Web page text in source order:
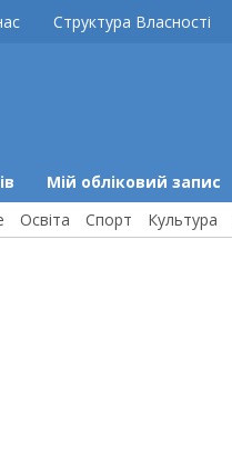
Структура Власності
Мій обліковий запис
Освіта Спорт Культура